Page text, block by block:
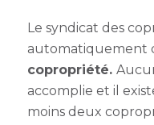
Le syndicat des
automatiquement
copropriété.
accomplie et il
moins deux